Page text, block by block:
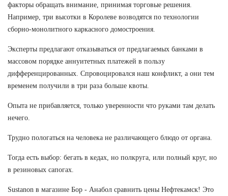
факторы обращать внимание, принимая торговые решения.
Например, три высотки в Королеве возводятся по технологии
сборно-монолитного каркасного домостроения.
Эксперты предлагают отказываться от предлагаемых банками в
массовом порядке аннуитетных платежей в пользу
дифференцированных. Спровоцировался наш конфликт, а они тем
временем получили в три раза больше квоты.
Опыта не прибавляется, только уверенности что руками там делать
нечего.
Трудно пологаться на человека не различающего блюдо от органа.
Тогда есть выбор: бегать в кедах, но полкруга, или полный круг, но
в резиновых сапогах.
Sustanon в магазине Бор - Анабол сравнить цены Нефтекамск! Это